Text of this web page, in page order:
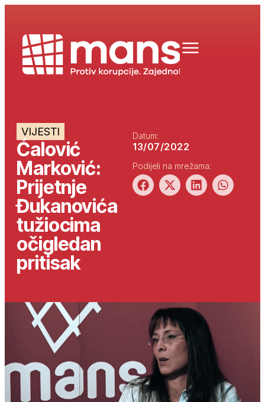
VIJESTI
Ćalović
Marković:
Prijetnje
Đukanovića
tužiocima
očigledan
pritisak
Datum:
13/07/2022
Podijeli na mrežama: